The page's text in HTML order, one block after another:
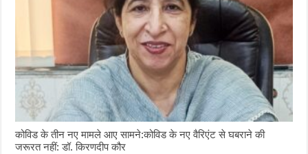
कोविड के तीन नए मामले आए सामने:कोविड के नए वैरिएंट से घबराने की
जरूरत नहीं: डॉ. किरणदीप कौर